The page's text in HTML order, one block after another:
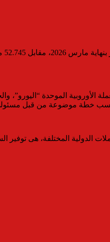
الموحدة “اليورو”،
حسب خطة موضوعة من قبل
الدولية المختلفة، هى توفير